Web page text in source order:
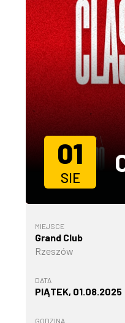
01
SIE
MIEJSCE
Grand Club
Rzeszów
DATA
PIĄTEK, 01.08.2025
GODZINA